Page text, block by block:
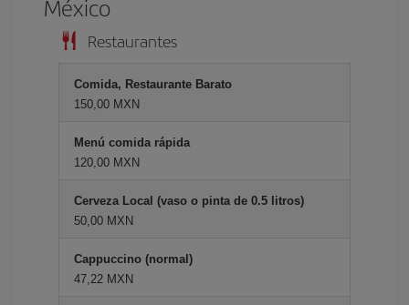
México
Restaurantes
Comida, Restaurante Barato
150,00 MXN
Menú comida rápida
120,00 MXN
Cerveza Local (vaso o pinta de 0.5 litros)
50,00 MXN
Cappuccino (normal)
47,22 MXN